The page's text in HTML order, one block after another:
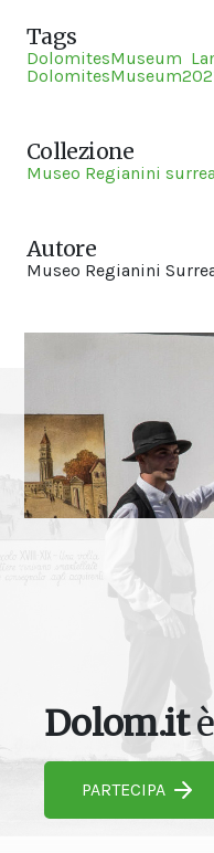
Tags
DolomitesMuseum
Collezione
Museo Regianini
Autore
Museo Regianini
Dolom.it
PARTECIPA